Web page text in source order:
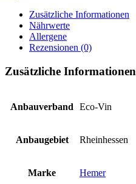
Zusätzliche Informationen
Nährwerte
Allergene
Rezensionen (0)
Zusätzliche Informationen
Anbauverband Eco-Vin
Anbaugebiet Rheinhessen
Marke Hemer